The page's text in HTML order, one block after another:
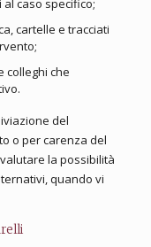
al caso specifico;
cartelle e tracciati
colleghi che
del
o per carenza del
la possibilità
quando vi